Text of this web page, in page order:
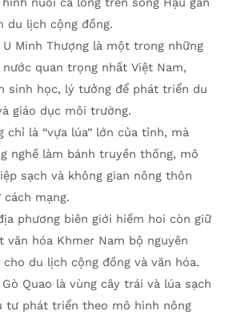
du lịch cộng đồng.
U Minh Thượng là một trong những
quan trọng nhất Việt Nam,
sinh học, lý tưởng để phát triển du
giáo dục môi trường.
chỉ là “vựa lúa” lớn của tỉnh, mà
nghề làm bánh truyền thống, mô
sạch và không gian nông thôn
mạng.
phương biên giới hiếm hoi còn giữ
văn hóa Khmer Nam bộ nguyên
du lịch cộng đồng và văn hóa.
Quao là vùng cây trái và lúa sạch
tư phát triển theo mô hình nông